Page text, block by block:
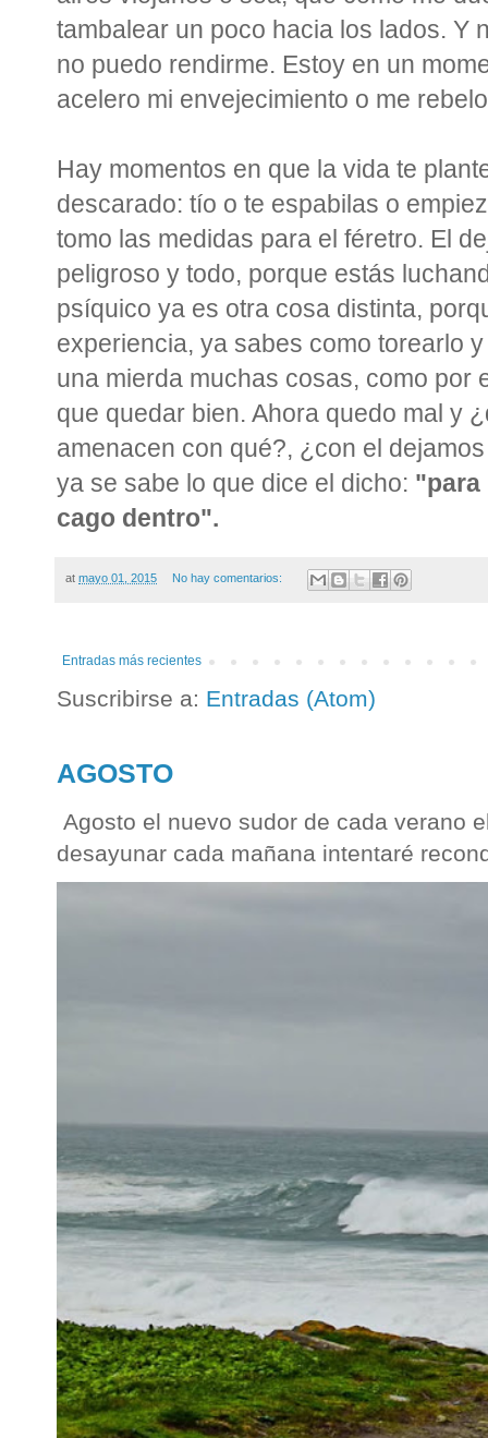
tambalear un poco hacia los lados. Y
no puedo rendirme. Estoy en un
acelero mi envejecimiento o me
Hay momentos en que la vida te
descarado: tío o te espabilas o
tomo las medidas para el féretro. El
peligroso y todo, porque estás
psíquico ya es otra cosa distinta,
experiencia, ya sabes como torearlo
una mierda muchas cosas, como por
que quedar bien. Ahora quedo mal y
amenacen con qué?, ¿con el
ya se sabe lo que dice el dicho: "para
cago dentro".
at mayo 01, 2015 No hay comentarios:
Entradas más recientes
Suscribirse a: Entradas (Atom)
AGOSTO
Agosto el nuevo sudor de cada verano
desayunar cada mañana intentaré